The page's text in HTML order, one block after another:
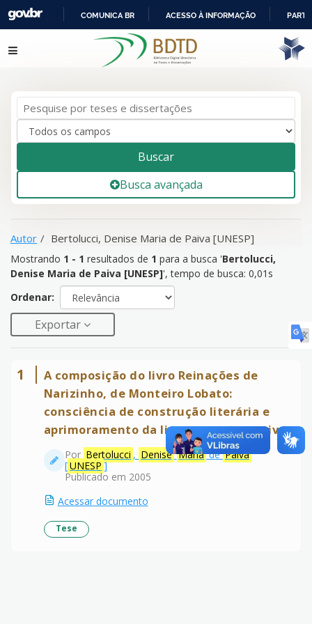
IR
PARA
COMUNICA BR ACESSO À INFORMAÇÃO
resultados de 1para a busca '
Denise Maria de Paiva [UNESP]'
Pular para o conteúdo
Buscar
Busca avançada
Autor Bertolucci, Denise Maria de Paiva [UNESP]
Mostrando 1 - 1 resultados de 1 para a busca 'Bertolucci,
Denise Maria de Paiva [UNESP]', tempo de busca: 0,01s
Ordenar:
Exportar
1
A composição do livro Reinações de
Narizinho, de Monteiro Lobato:
consciência de construção literária e
aprimoramento da linguagem narrativa
Por Bertolucci , Denise MariadePaiva
[UNESP ]
Publicado em 2005
Acessar documento
Tese